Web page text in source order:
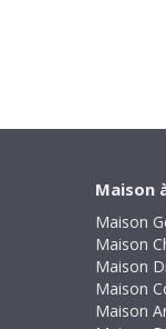
Maison
Maison
Maison
Maison
Maison
Maison